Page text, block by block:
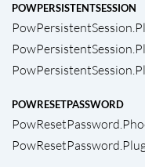
POWPERSISTENTSESSION
POWRESETPASSWORD